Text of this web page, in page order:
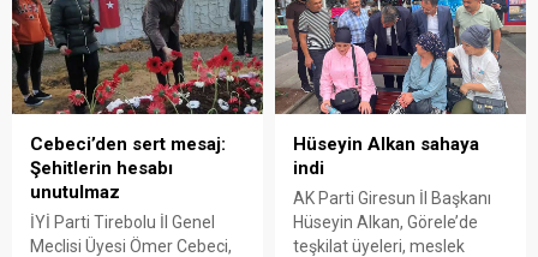
Cebeci’den sert mesaj:
Şehitlerin hesabı
unutulmaz
İYİ Parti Tirebolu İl Genel
Meclisi Üyesi Ömer Cebeci,
Hüseyin Alkan sahaya
indi
AK Parti Giresun İl Başkanı
Hüseyin Alkan, Görele’de
teşkilat üyeleri, meslek